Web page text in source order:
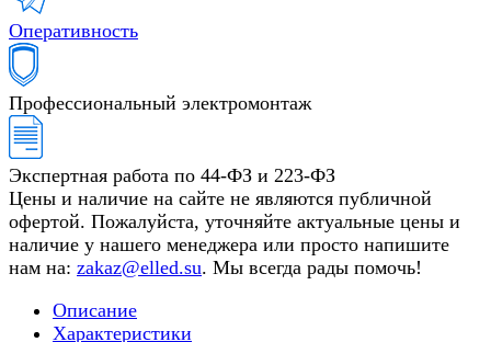
Оперативность
Профессиональный электромонтаж
Экспертная работа по 44-ФЗ и 223-ФЗ
Цены и наличие на сайте не являются публичной
офертой. Пожалуйста, уточняйте актуальные цены и
наличие у нашего менеджера или просто напишите
нам на: zakaz@elled.su. Мы всегда рады помочь!
Описание
Характеристики